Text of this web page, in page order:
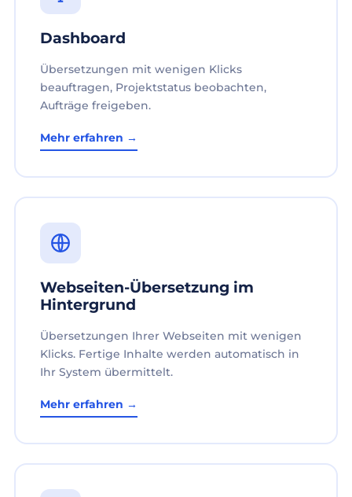
Dashboard
Übersetzungen mit wenigen Klicks
beauftragen, Projektstatus beobachten,
Aufträge freigeben.
Mehr erfahren →
Webseiten-Übersetzung im
Hintergrund
Übersetzungen Ihrer Webseiten mit wenigen
Klicks. Fertige Inhalte werden automatisch in
Ihr System übermittelt.
Mehr erfahren →